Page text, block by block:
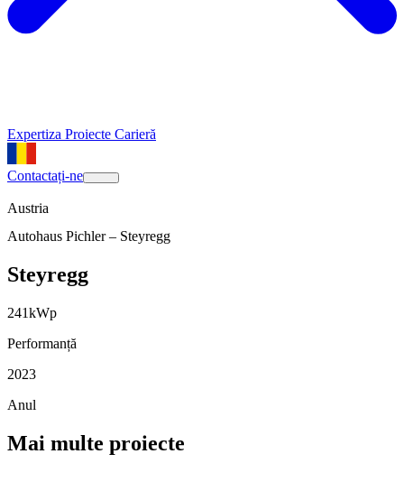
Expertiza Proiecte Carieră
Contactați-ne
Austria
Autohaus Pichler – Steyregg
Steyregg
241kWp
Performanță
2023
Anul
Mai multe proiecte